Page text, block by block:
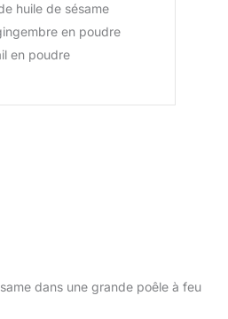
huile de sésame
en poudre
en poudre
dans une grande poêle à feu